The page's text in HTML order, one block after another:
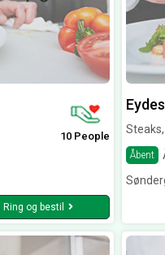
10 People
Ring og bestil
Åbent